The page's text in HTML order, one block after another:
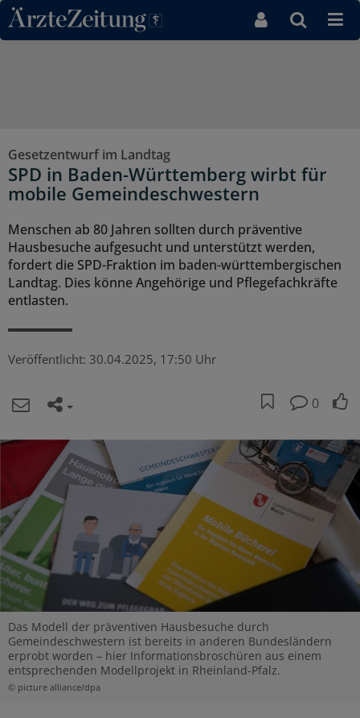
Direkt zum Inhaltsbereich
Gesetzentwurf im Landtag
SPD in Baden-Württemberg wirbt für
mobile Gemeindeschwestern
Menschen ab 80 Jahren sollten durch präventive
Hausbesuche aufgesucht und unterstützt werden,
fordert die SPD-Fraktion im baden-württembergischen
Landtag. Dies könne Angehörige und Pflegefachkräfte
entlasten.
Veröffentlicht: 30.04.2025, 17:50 Uhr
0
Das Modell der präventiven Hausbesuche durch
Gemeindeschwestern ist bereits in anderen Bundesländern
erprobt worden – hier Informationsbroschüren aus einem
entsprechenden Modellprojekt in Rheinland-Pfalz.
© picture alliance/dpa